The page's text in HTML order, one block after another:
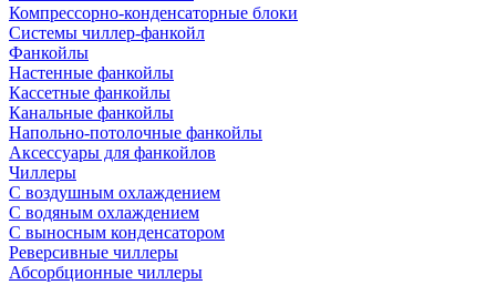
Компрессорно-конденсаторные блоки
Системы чиллер-фанкойл
Фанкойлы
Настенные фанкойлы
Кассетные фанкойлы
Канальные фанкойлы
Напольно-потолочные фанкойлы
Аксессуары для фанкойлов
Чиллеры
С воздушным охлаждением
С водяным охлаждением
С выносным конденсатором
Реверсивные чиллеры
Абсорбционные чиллеры